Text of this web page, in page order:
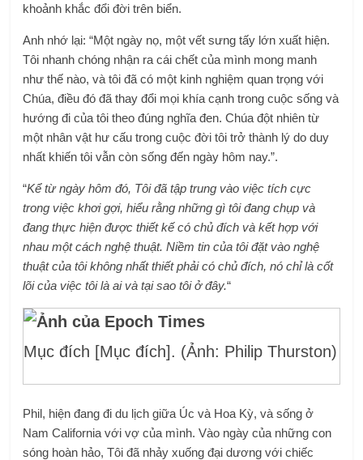
khoảnh khắc đổi đời trên biển.
Anh nhớ lại: “Một ngày nọ, một vết sưng tấy lớn xuất hiện.
Tôi nhanh chóng nhận ra cái chết của mình mong manh
như thế nào, và tôi đã có một kinh nghiệm quan trọng với
Chúa, điều đó đã thay đổi mọi khía cạnh trong cuộc sống và
hướng đi của tôi theo đúng nghĩa đen. Chúa đột nhiên từ
một nhân vật hư cấu trong cuộc đời tôi trở thành lý do duy
nhất khiến tôi vẫn còn sống đến ngày hôm nay.”.
“Kể từ ngày hôm đó, Tôi đã tập trung vào việc tích cực
trong việc khơi gợi, hiểu rằng những gì tôi đang chụp và
đang thực hiện được thiết kế có chủ đích và kết hợp với
nhau một cách nghệ thuật. Niềm tin của tôi đặt vào nghệ
thuật của tôi không nhất thiết phải có chủ đích, nó chỉ là cốt
lõi của việc tôi là ai và tại sao tôi ở đây.“
Mục đích [Mục đích]. (Ảnh: Philip Thurston)
Phil, hiện đang đi du lịch giữa Úc và Hoa Kỳ, và sống ở
Nam California với vợ của mình. Vào ngày của những con
sóng hoàn hảo,Tôi đã nhảy xuống đại dương với chiếc